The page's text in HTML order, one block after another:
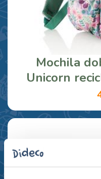
Mochila
Unicorn